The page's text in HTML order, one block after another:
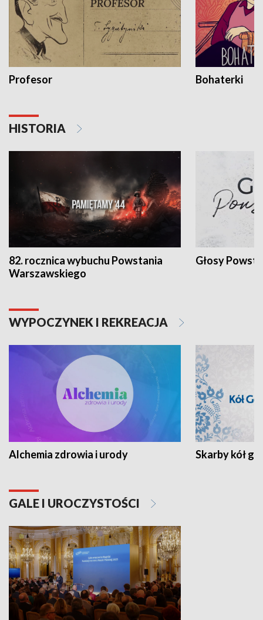
Profesor Bohaterki
HISTORIA
82. rocznica wybuchu Powstania
Warszawskiego
Głosy
WYPOCZYNEK I REKREACJA
Alchemia zdrowia i urody Skarby kół
GALE I UROCZYSTOŚCI